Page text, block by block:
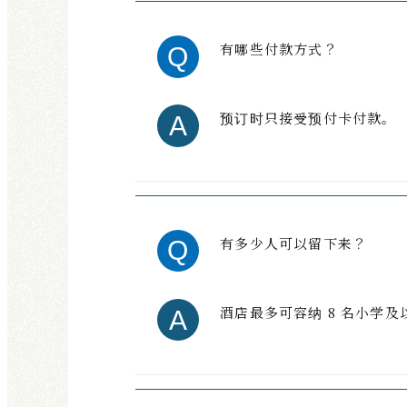
有哪些付款方式？
预订时只接受预付卡付款。
有多少人可以留下来？
酒店最多可容纳 8 名小学及